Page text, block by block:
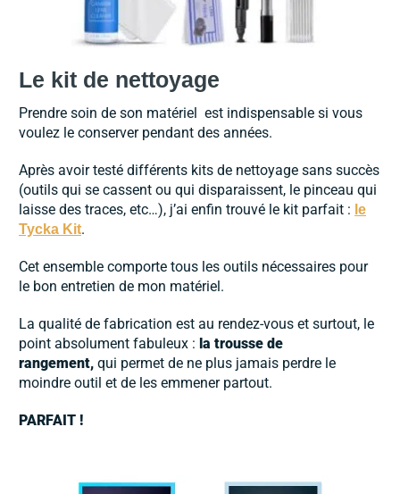
Le kit de nettoyage
Prendre soin de son matériel est indispensable si vous
voulez le conserver pendant des années.
Après avoir testé différents kits de nettoyage sans succès
(outils qui se cassent ou qui disparaissent, le pinceau qui
laisse des traces, etc…), j’ai enfin trouvé le kit parfait : le
Tycka Kit.
Cet ensemble comporte tous les outils nécessaires pour
le bon entretien de mon matériel.
La qualité de fabrication est au rendez-vous et surtout, le
point absolument fabuleux : la trousse de
rangement, qui permet de ne plus jamais perdre le
moindre outil et de les emmener partout.
PARFAIT !